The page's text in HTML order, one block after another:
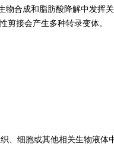
合成和脂肪酸降解中发挥
剪接会产生多种转录变体。
、细胞或其他相关生物液体